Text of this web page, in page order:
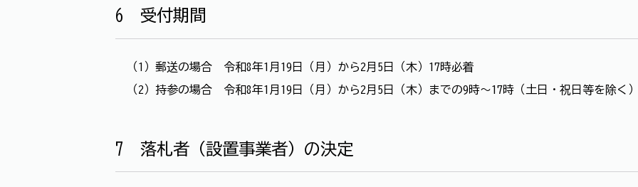
6 受付期間
（1）郵送の場合 令和8年1月19日（月）から2月5日（木）17時必着
（2）持参の場合 令和8年1月19日（月）から2月5日（木）までの9時～17時（土日・祝日等を除く）
7 落札者（設置事業者）の決定